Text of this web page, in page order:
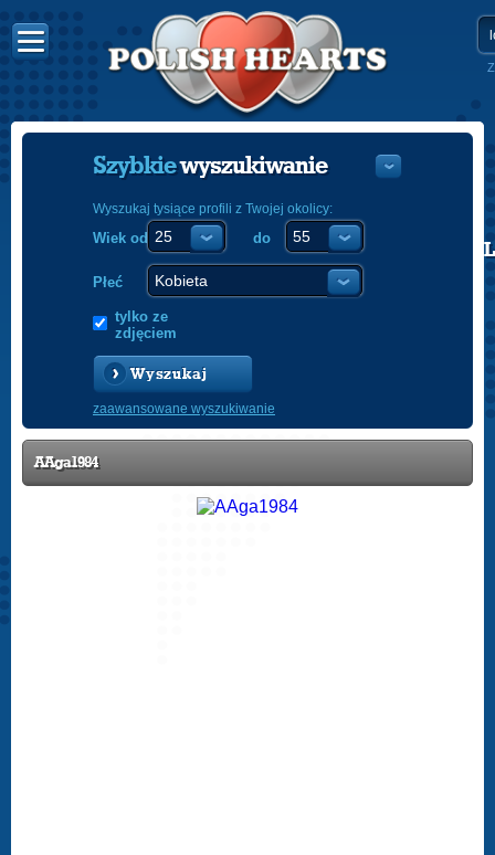
POLISH
Szybkiewyszukiwanie
Wyszukaj tysiące profili z Twojej okolicy:
Wiek od do
Płeć
tylko ze
zdjęciem
Wyszukaj
zaawansowane wyszukiwanie
AAga1984